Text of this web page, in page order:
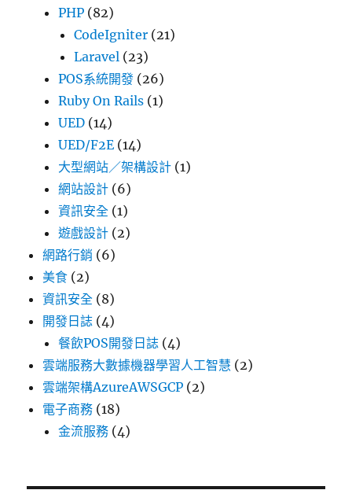
PHP (82)
CodeIgniter (21)
Laravel (23)
POS系統開發 (26)
Ruby On Rails (1)
UED (14)
UED/F2E (14)
大型網站／架構設計 (1)
網站設計 (6)
資訊安全 (1)
遊戲設計 (2)
網路行銷 (6)
美食 (2)
資訊安全 (8)
開發日誌 (4)
餐飲POS開發日誌 (4)
雲端服務大數據機器學習人工智慧 (2)
雲端架構AzureAWSGCP (2)
電子商務 (18)
金流服務 (4)